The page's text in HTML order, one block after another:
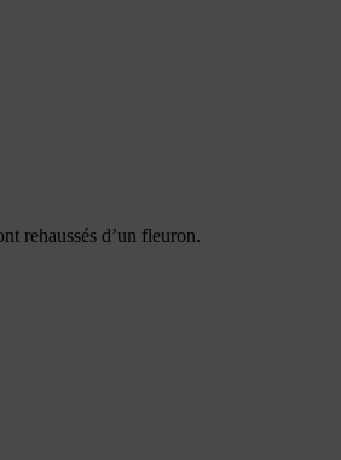
rehaussés d’un fleuron.